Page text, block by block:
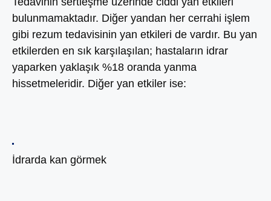
bulunmamaktadır. Diğer yandan her cerrahi işlem
gibi rezum tedavisinin yan etkileri de vardır. Bu yan
etkilerden en sık karşılaşılan; hastaların idrar
yaparken yaklaşık %18 oranda yanma
hissetmeleridir. Diğer yan etkiler ise:
İdrarda kan görmek